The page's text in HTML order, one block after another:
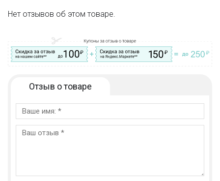
Производитель - фабрика JIE STAR (не LEGO). Компания
производит качественные конструкторы. Детали имеют
универсальные размеры и совместимы с
Только в BOOTLEGBRICKS.RU:
Бесплатная доставка от 3000 рублей;
Оплата при получении и никаких скрытых платежей;
Качественные конструкторы и другие игрушки по
Нет отзывов об этом товаре.
Отзыв о товаре